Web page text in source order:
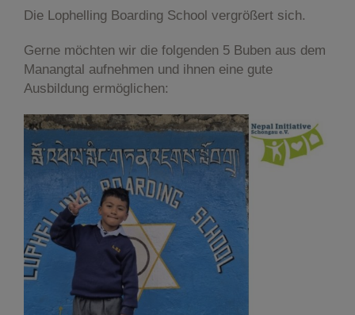
Die Lophelling Boarding School vergrößert sich.
Gerne möchten wir die folgenden 5 Buben aus dem
Manangtal aufnehmen und ihnen eine gute
Ausbildung ermöglichen: